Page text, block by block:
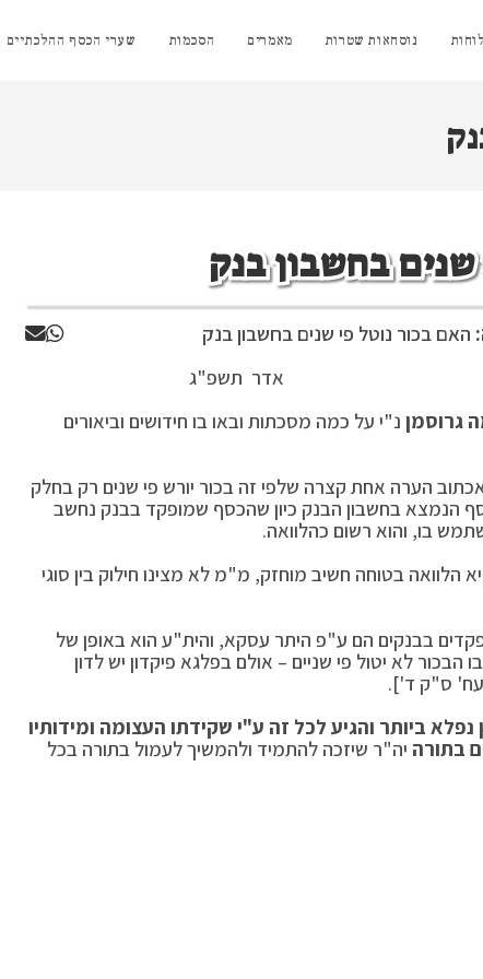
נוסחאות שטרות מאמרים הסכמות שערי הכסף ההלכתיים
בחשבון בנק
האם בכור נוטל פי שנים בחשבון בנק
תשפ"ג
גרוסמן נ"י על כמה מסכתות ובאו בו חידושים וביאורים
הערה אחת קצרה שלפי זה בכור יורש פי שנים רק בחלק
הנמצא בחשבון הבנק כיון שהכסף שמופקד בבנק נחשב
בו, והוא רשום כהלוואה.
הלוואה בטוחה חשיב מוחזק, מ"מ לא מצינו חילוק בין סוגי
בבנקים הם ע"פ היתר עסקא, והית"ע הוא באופן של
הבכור לא יטול פי שניים – אולם בפלגא פיקדון יש לדון
רעח' ס"ק ד'].
ביותר והגיע לכל זה ע"י שקידתו העצומה ומידותיו
בתורה יה"ר שיזכה להתמיד ולהמשיך לעמול בתורה בכל